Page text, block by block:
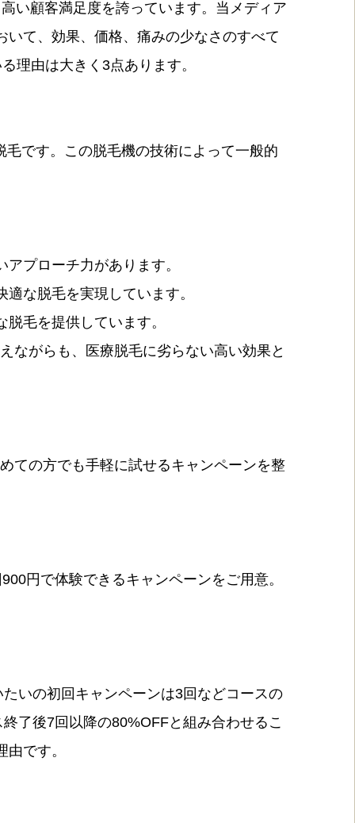
い顧客満足度を誇っています。当メディア
て、効果、価格、痛みの少なさのすべて
理由は大きく3点あります。
です。この脱毛機の技術によって一般的
プローチ力があります。
な脱毛を実現しています。
毛を提供しています。
ながらも、医療脱毛に劣らない高い効果と
ての方でも手軽に試せるキャンペーンを整
円で体験できるキャンペーンをご用意。
いの初回キャンペーンは3回などコースの
了後7回以降の80%OFFと組み合わせるこ
です。